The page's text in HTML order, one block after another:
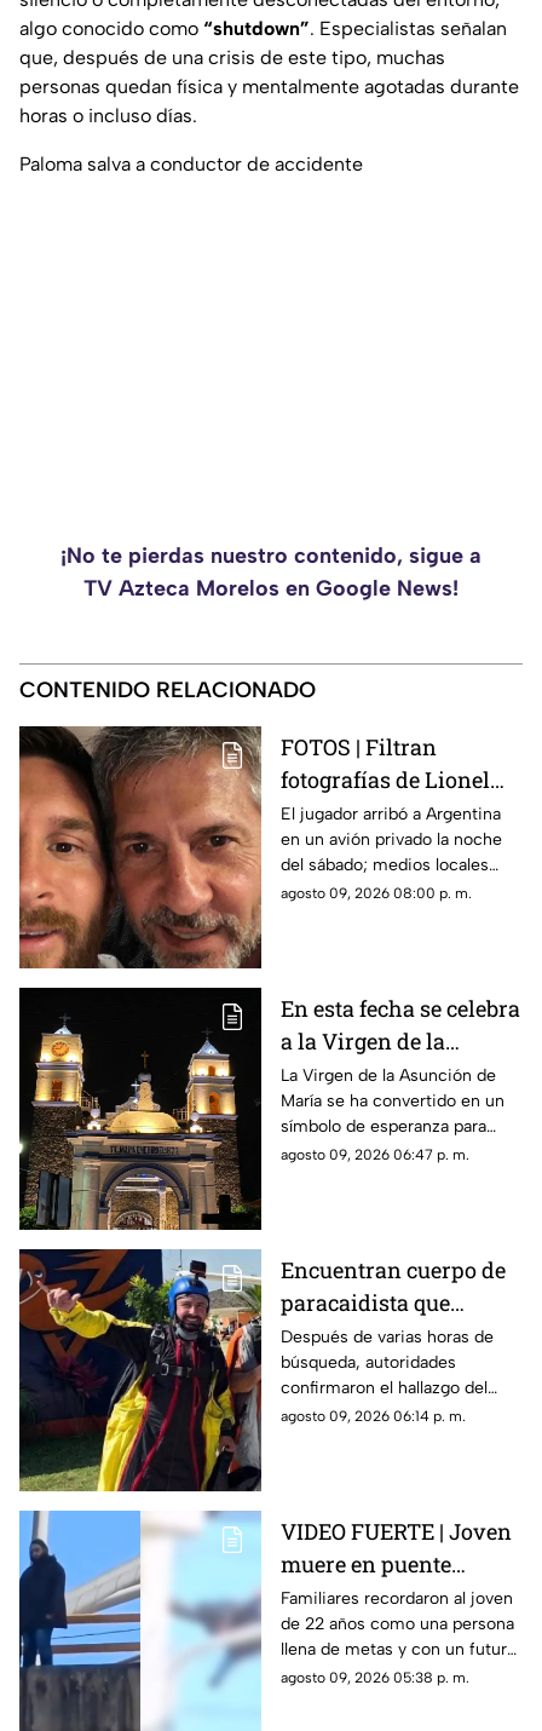
algo conocido como “shutdown”. Especialistas señalan
que, después de una crisis de este tipo, muchas
personas quedan física y mentalmente agotadas durante
horas o incluso días.
Paloma salva a conductor de accidente
¡No te pierdas nuestro contenido, sigue a
TV Azteca Morelos en Google News!
CONTENIDO RELACIONADO
FOTOS | Filtran
fotografías de Lionel
Messi y su familia en el
funeral de su papá
El jugador arribó a Argentina
en un avión privado la noche
del sábado; medios locales
captaron su llegada.
agosto 09, 2026 08:00 p. m.
En esta fecha se celebra
a la Virgen de la
Asunción de María en
Morelos
La Virgen de la Asunción de
María se ha convertido en un
símbolo de esperanza para
miles de creyentes.
agosto 09, 2026 06:47 p. m.
Encuentran cuerpo de
paracaidista que
desapareció durante
actividad en Puente de
Ixtla
Después de varias horas de
búsqueda, autoridades
confirmaron el hallazgo del
deportista en la zona sur de
agosto 09, 2026 06:14 p. m.
VIDEO FUERTE | Joven
muere en puente
vehicular; pidió a su
mamá que cuidara de
su gatito
Familiares recordaron al joven
de 22 años como una persona
llena de metas y con un futuro
prometedor.
agosto 09, 2026 05:38 p. m.